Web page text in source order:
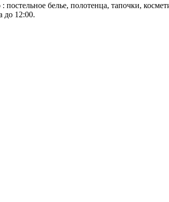
: постельное белье, полотенца, тапочки,
до 12:00.